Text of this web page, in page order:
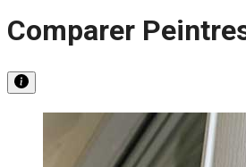
Comparer